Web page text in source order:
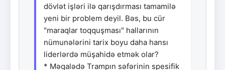
dövlət işləri ilə qarışdırması tamamilə
yeni bir problem deyil. Bəs, bu cür
"maraqlar toqquşması" hallarının
nümunələrini tarix boyu daha hansı
liderlərdə müşahidə etmək olar?
* Məqalədə Trampın səfərinin spesifik